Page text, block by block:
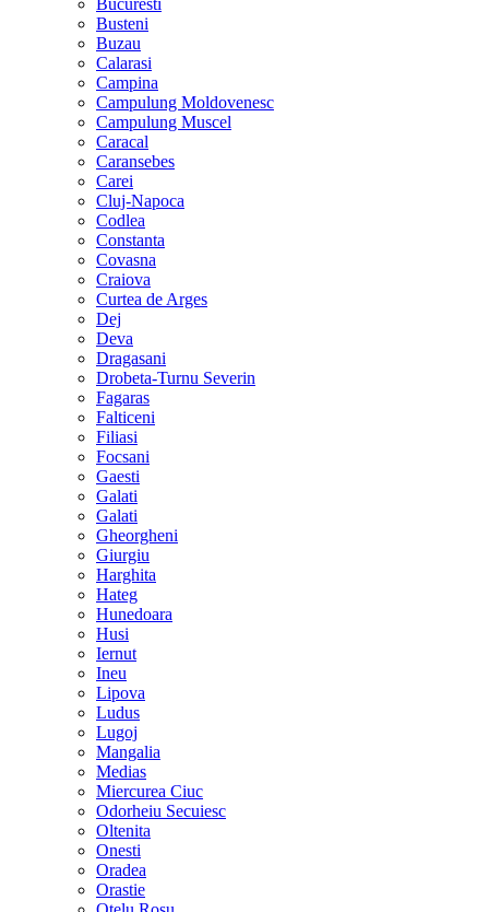
Bucuresti
Busteni
Buzau
Calarasi
Campina
Campulung Moldovenesc
Campulung Muscel
Caracal
Caransebes
Carei
Cluj-Napoca
Codlea
Constanta
Covasna
Craiova
Curtea de Arges
Dej
Deva
Dragasani
Drobeta-Turnu Severin
Fagaras
Falticeni
Filiasi
Focsani
Gaesti
Galati
Galati
Gheorgheni
Giurgiu
Harghita
Hateg
Hunedoara
Husi
Iernut
Ineu
Lipova
Ludus
Lugoj
Mangalia
Medias
Miercurea Ciuc
Odorheiu Secuiesc
Oltenita
Onesti
Oradea
Orastie